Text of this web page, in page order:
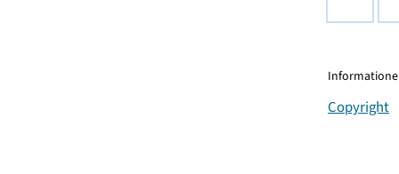
Copyright